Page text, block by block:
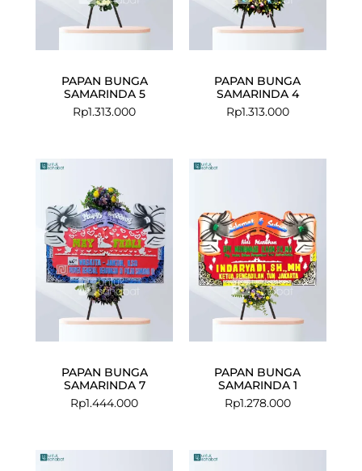
PAPAN BUNGA
SAMARINDA 5
Rp1.313.000
PAPAN BUNGA
SAMARINDA 4
Rp1.313.000
PAPAN BUNGA
SAMARINDA 7
Rp1.444.000
PAPAN BUNGA
SAMARINDA 1
Rp1.278.000